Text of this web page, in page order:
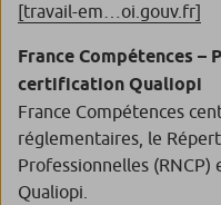
[travail-em…oi.gouv.fr]
France Compétences
certification Qualiopi
France Compétences
réglementaires, le
Professionnelles (RNCP)
Qualiopi.